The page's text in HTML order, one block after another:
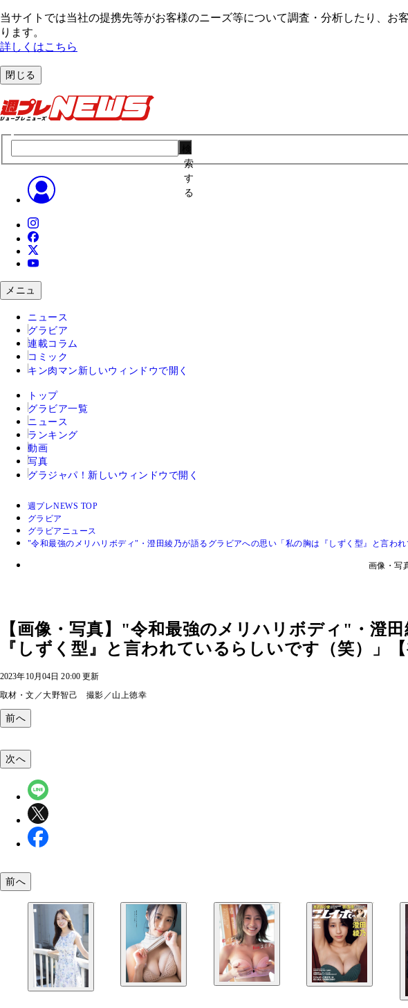
当サイトでは当社の提携先等がお客様のニーズ等について調査・分析したり、お
ります。
詳しくはこちら
閉じる
索
す
る
メニュ
ニュース
グラビア
連載コラム
コミック
キン肉マン 新しいウィンドウで開く
トップ
グラビア一覧
ニュース
ランキング
動画
写真
グラジャパ！ 新しいウィンドウで開く
週プレNEWS TOP
グラビア
グラビアニュース
"令和最強のメリハリボディ"・澄田綾乃が語るグラビアへの思い「私の胸は『しずく型』と言わ
画像・写
【画像・写真】"令和最強のメリハリボディ"・澄
『しずく型』と言われているらしいです（笑）」
2023年10月04日 20:00 更新
取材・文／大野智己 撮影／山上徳幸
前へ
次へ
前へ